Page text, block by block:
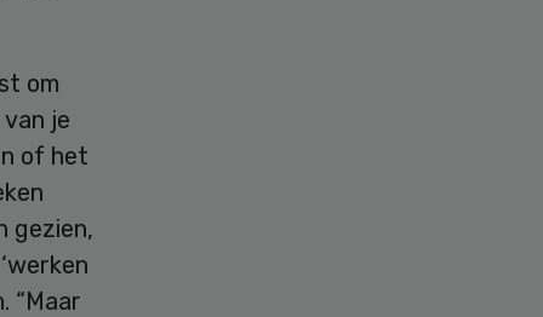
om
je
of het
gezien,
“Maar